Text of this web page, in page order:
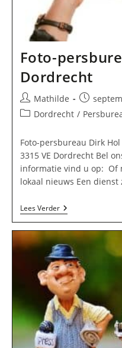
Foto-
Dordrecht
Bericht
auteur:
Mathilde
Bericht
Berichtcategorie:
Dordrecht /
Foto-persbureau Dirk
3315 VE Dordrecht Bel
informatie vind u op: Of
lokaal nieuws Een
Lees VerderFoto-
Persbureau
Hol
In
Dordrecht